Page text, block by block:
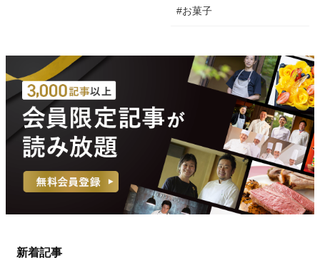
#お菓子
新着記事